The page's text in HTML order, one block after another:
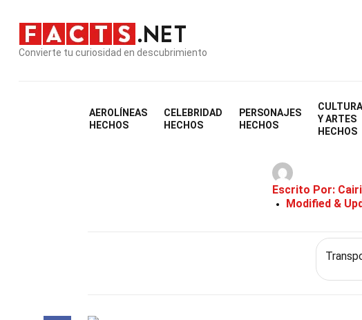
Convierte tu curiosidad en descubrimiento
AEROLÍNEAS
HECHOS
CELEBRIDAD
HECHOS
PERSONAJES
HECHOS
CULTURA
Y ARTES
HECHOS
31
Escrito Por:
Modified &